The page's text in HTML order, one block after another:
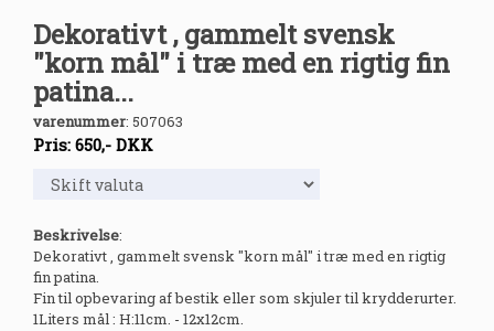
Dekorativt , gammelt svensk
"korn mål" i træ med en rigtig fin
patina...
varenummer: 507063
Pris: 650,- DKK
Beskrivelse:
Dekorativt , gammelt svensk "korn mål" i træ med en rigtig
fin patina.
Fin til opbevaring af bestik eller som skjuler til krydderurter.
1Liters mål : H:11cm. - 12x12cm.